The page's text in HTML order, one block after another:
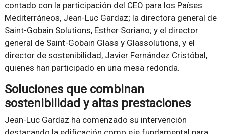
contado con la participación del CEO para los Países
Mediterráneos, Jean-Luc Gardaz; la directora general de
Saint-Gobain Solutions, Esther Soriano; y el director
general de Saint-Gobain Glass y Glassolutions, y el
director de sostenibilidad, Javier Fernández Cristóbal,
quienes han participado en una mesa redonda.
Soluciones que combinan
sostenibilidad y altas prestaciones
Jean-Luc Gardaz ha comenzado su intervención